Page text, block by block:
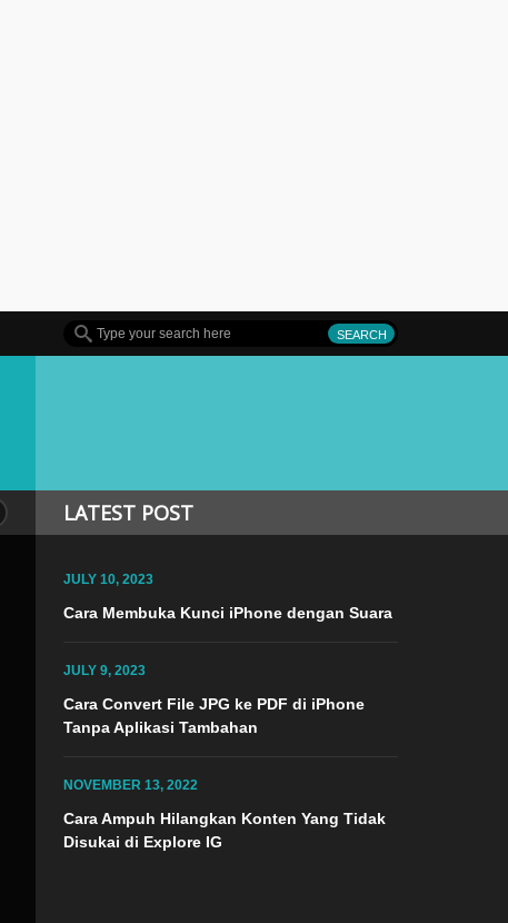
LATEST POST
JULY 10, 2023
Cara Membuka Kunci iPhone dengan Suara
JULY 9, 2023
Cara Convert File JPG ke PDF di iPhone
Tanpa Aplikasi Tambahan
NOVEMBER 13, 2022
Cara Ampuh Hilangkan Konten Yang Tidak
Disukai di Explore IG